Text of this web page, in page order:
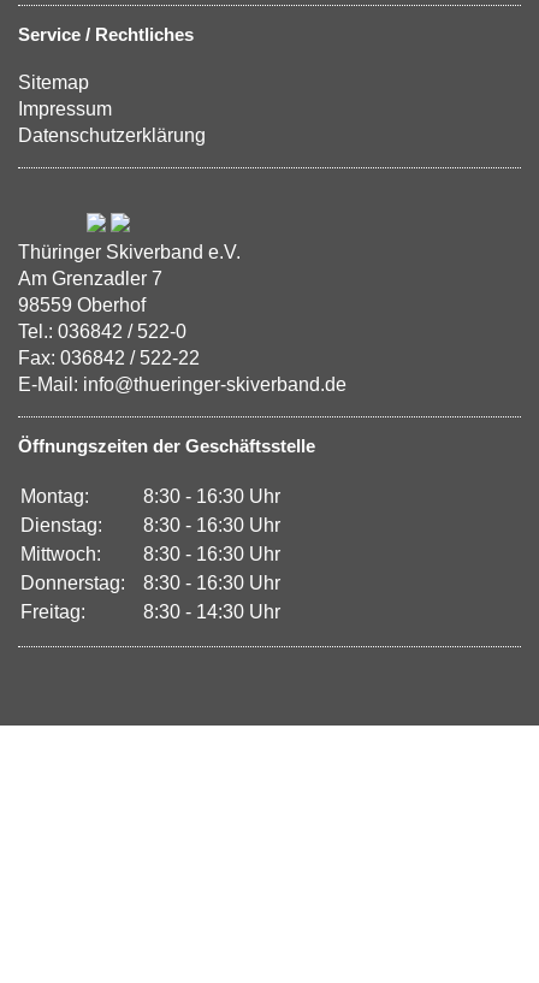
Service / Rechtliches
Sitemap
Impressum
Datenschutzerklärung
Thüringer Skiverband e.V.
Am Grenzadler 7
98559 Oberhof
Tel.: 036842 / 522-0
Fax: 036842 / 522-22
E-Mail: info@thueringer-skiverband.de
Öffnungszeiten der Geschäftsstelle
Montag:
8:30 - 16:30 Uhr
Dienstag:
8:30 - 16:30 Uhr
Mittwoch:
8:30 - 16:30 Uhr
Donnerstag:
8:30 - 16:30 Uhr
Freitag:
8:30 - 14:30 Uhr